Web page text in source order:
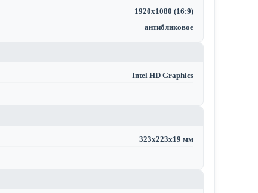
1920x1080 (16:9)
антибликовое
Intel HD Graphics
323x223x19 мм